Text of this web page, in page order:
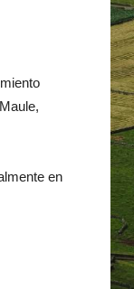
en